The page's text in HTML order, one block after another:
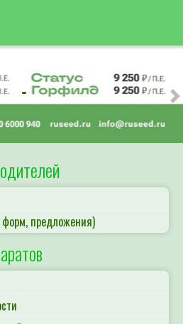
предложения)